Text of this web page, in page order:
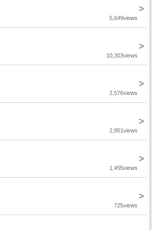
>
5,649views
>
10,303views
>
2,576views
>
2,951views
>
1,455views
>
725views